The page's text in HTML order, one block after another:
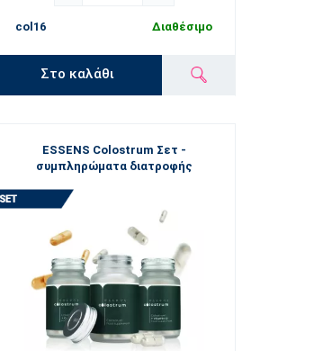
col16 Διαθέσιμο
Στο καλάθι
ESSENS Colostrum Σετ -
συμπληρώματα διατροφής